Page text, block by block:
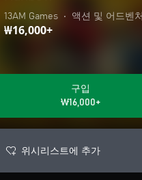
13AM Games • 액션 및 어드벤처
₩16,000+
구입
₩16,000+
위시리스트에 추가